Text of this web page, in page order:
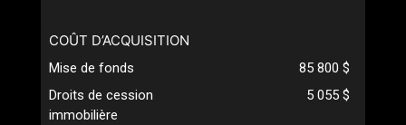
COÛT D’ACQUISITION
Mise de fonds
85 800 $
Droits de cession
immobilière
5 055 $